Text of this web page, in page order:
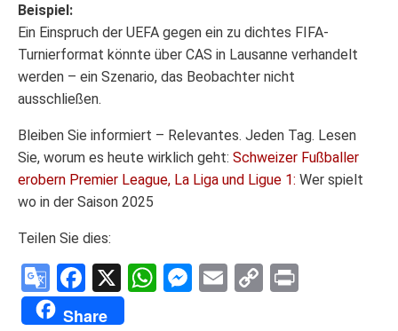
Beispiel:
Ein Einspruch der UEFA gegen ein zu dichtes FIFA-
Turnierformat könnte über CAS in Lausanne verhandelt
werden – ein Szenario, das Beobachter nicht
ausschließen.
Bleiben Sie informiert – Relevantes. Jeden Tag. Lesen
Sie, worum es heute wirklich geht: Schweizer Fußballer
erobern Premier League, La Liga und Ligue 1: Wer spielt
wo in der Saison 2025
Teilen Sie dies:
Google
Translate
Facebook
X WhatsApp
Messenger
Email
Copy
Share